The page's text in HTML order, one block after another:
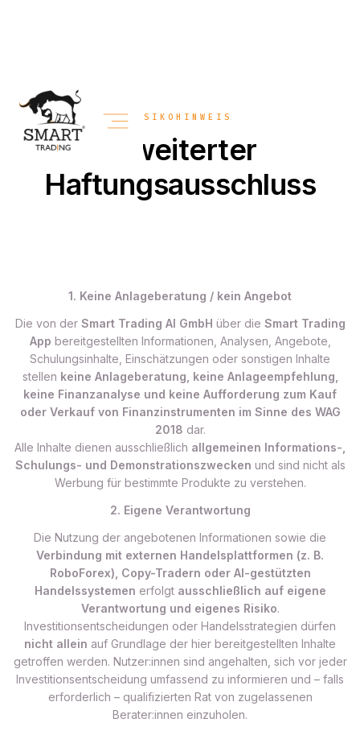
RISIKOHINWEIS
Erweiterter
Haftungsausschluss
1. Keine Anlageberatung / kein Angebot
Die von der Smart Trading AI GmbH über die Smart Trading
App bereitgestellten Informationen, Analysen, Angebote,
Schulungsinhalte, Einschätzungen oder sonstigen Inhalte
stellen keine Anlageberatung, keine Anlageempfehlung,
keine Finanzanalyse und keine Aufforderung zum Kauf
oder Verkauf von Finanzinstrumenten im Sinne des WAG
2018 dar.
Alle Inhalte dienen ausschließlich allgemeinen Informations-,
Schulungs- und Demonstrationszwecken und sind nicht als
Werbung für bestimmte Produkte zu verstehen.
2. Eigene Verantwortung
Die Nutzung der angebotenen Informationen sowie die
Verbindung mit externen Handelsplattformen (z. B.
RoboForex), Copy-Tradern oder AI-gestützten
Handelssystemen erfolgt ausschließlich auf eigene
Verantwortung und eigenes Risiko.
Investitionsentscheidungen oder Handelsstrategien dürfen
nicht allein auf Grundlage der hier bereitgestellten Inhalte
getroffen werden. Nutzer:innen sind angehalten, sich vor jeder
Investitionsentscheidung umfassend zu informieren und – falls
erforderlich – qualifizierten Rat von zugelassenen
Berater:innen einzuholen.